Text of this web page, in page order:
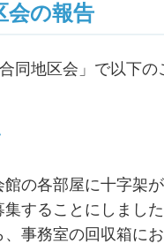
会の報告
同地区会」で以下の
館の各部屋に十字架
することにしまし
事務室の回収箱に